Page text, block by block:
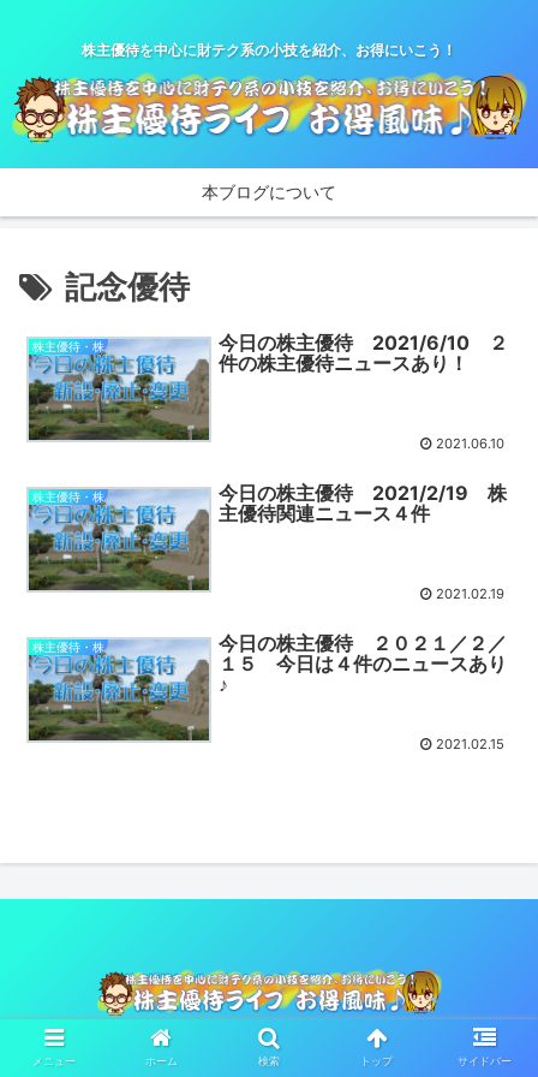
株主優待を中心に財テク系の小技を紹介、お得にいこう！
本ブログについて
記念優待
株主優待・株
今日の株主優待 2021/6/10 ２
件の株主優待ニュースあり！
2021.06.10
株主優待・株
今日の株主優待 2021/2/19 株
主優待関連ニュース４件
2021.02.19
株主優待・株
今日の株主優待 ２０２１／２／
１５ 今日は４件のニュースあり
♪
2021.02.15
© 2021 株主優待ライフお得風味♪.
メニュー ホーム 検索 トップ サイドバー